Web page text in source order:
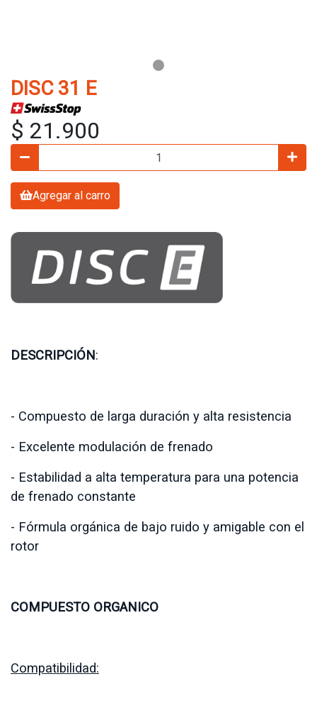
DISC 31 E
$ 21.900
Agregar al carro
DESCRIPCIÓN:
- Compuesto de larga duración y alta resistencia
- Excelente modulación de frenado
- Estabilidad a alta temperatura para una potencia
de frenado constante
- Fórmula orgánica de bajo ruido y amigable con el
rotor
COMPUESTO ORGANICO
Compatibilidad: